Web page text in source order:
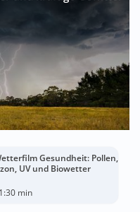
Gesundheit: Pollen,
UV und Biowetter
min